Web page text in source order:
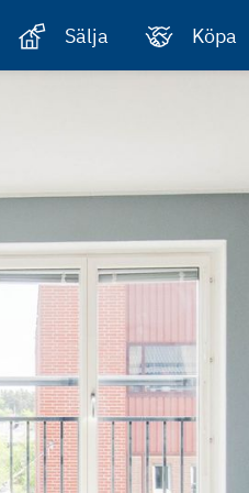
Sälja Köpa